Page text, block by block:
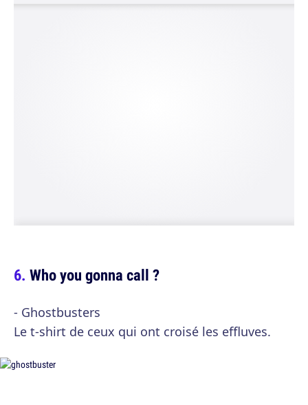
Who you gonna call ?
- Ghostbusters
Le t-shirt de ceux qui ont croisé les effluves.